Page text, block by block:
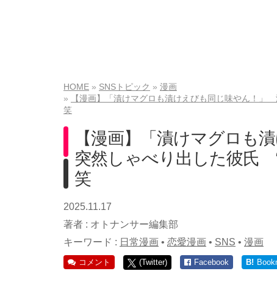
HOME SNSトピック
漫画
【漫画】「漬けマグロも漬けえびも同じ味やん！
笑
【漫画】「漬けマグロも
突然しゃべり出した彼氏
笑
2025.11.17
著者 : オトナンサー編集部
キーワード : 日常漫画 • 恋愛漫画 • SNS • 漫画
コメント (Twitter) Facebook B!